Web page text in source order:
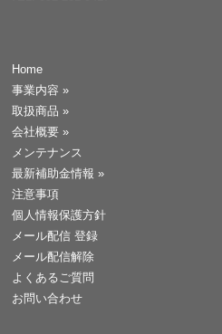
Home
事業内容 »
取扱商品 »
会社概要 »
メンテナンス
最新補助金情報 »
注意事項
個人情報保護方針
メール配信 登録
メール配信解除
よくあるご質問
お問い合わせ